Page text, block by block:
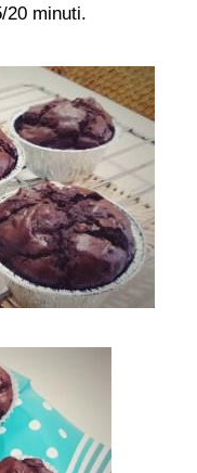
20 minuti.